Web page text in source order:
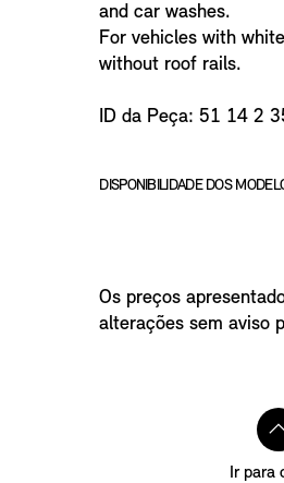
and car washes.
For vehicles with
without roof rails.
ID da Peça: 51 14 2
DISPONIBILIDADE DOS
Os preços
alterações sem aviso
Ir para